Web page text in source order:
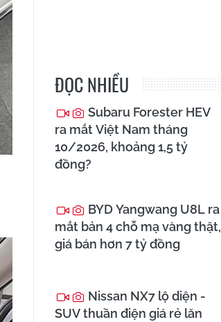
ĐỌC NHIỀU
Subaru Forester HEV
ra mắt Việt Nam tháng
10/2026, khoảng 1,5 tỷ
đồng?
BYD Yangwang U8L ra
mắt bản 4 chỗ mạ vàng thật,
giá bán hơn 7 tỷ đồng
Nissan NX7 lộ diện -
SUV thuần điện giá rẻ lăn